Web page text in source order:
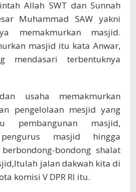
Allah SWT dan Sunnah
Muhammad SAW yakni
memakmurkan masjid.
masjid itu kata Anwar,
mendasari terbentuknya
usaha memakmurkan
pengelolaan mesjid yang
pembangunan masjid,
masjid hingga
bondong shalat
jalan dakwah kita di
komisi V DPR RI itu.